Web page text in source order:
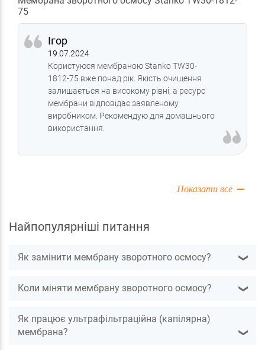
75
Ігор
19.07.2024
Користуюся мембраною Stanko TW30-
1812-75 вже понад рік. Якість очищення
залишається на високому рівні, а ресурс
мембрани відповідає заявленому
виробником. Рекомендую для домашнього
використання.
Показати все
Найпопулярніші питання
Як замінити мембрану зворотного осмосу? ❯
Коли міняти мембрану зворотного осмосу? ❯
Як працює ультрафільтраційна (капілярна)
мембрана?
❯